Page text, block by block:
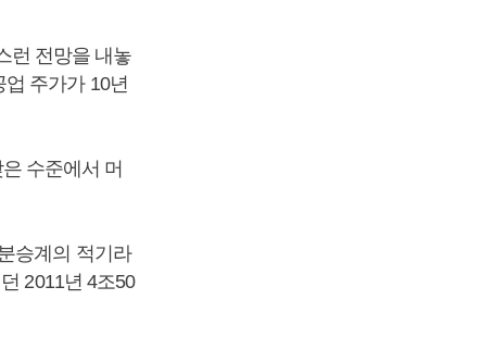
런 전망을 내놓
주가가 10년
수준에서 머
승계의 적기라
2011년 4조50